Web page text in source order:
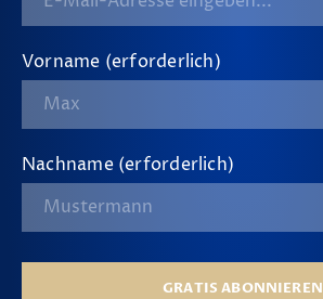
Vorname (erforderlich)
Nachname (erforderlich)
GRATIS ABONNIEREN